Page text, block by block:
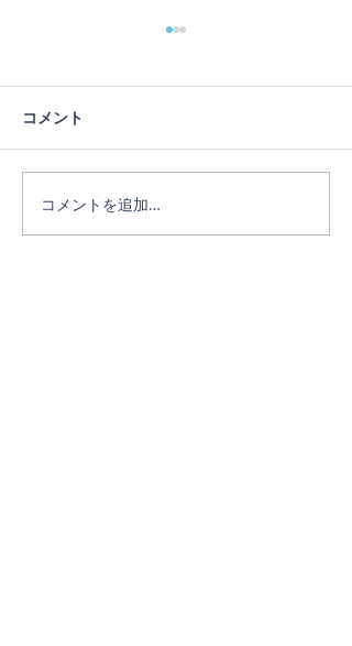
蓮の花
コメント
コメントを追加…